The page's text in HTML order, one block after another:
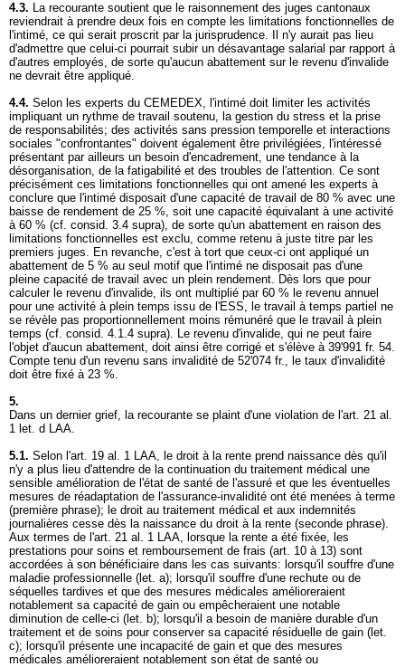
4.3. La recourante soutient que le raisonnement des juges cantonaux
reviendrait à prendre deux fois en compte les limitations fonctionnelles de
l'intimé, ce qui serait proscrit par la jurisprudence. Il n'y aurait pas lieu
d'admettre que celui-ci pourrait subir un désavantage salarial par rapport à
d'autres employés, de sorte qu'aucun abattement sur le revenu d'invalide
ne devrait être appliqué.
4.4. Selon les experts du CEMEDEX, l'intimé doit limiter les activités
impliquant un rythme de travail soutenu, la gestion du stress et la prise
de responsabilités; des activités sans pression temporelle et interactions
sociales "confrontantes" doivent également être privilégiées, l'intéressé
présentant par ailleurs un besoin d'encadrement, une tendance à la
désorganisation, de la fatigabilité et des troubles de l'attention. Ce sont
précisément ces limitations fonctionnelles qui ont amené les experts à
conclure que l'intimé disposait d'une capacité de travail de 80 % avec une
baisse de rendement de 25 %, soit une capacité équivalant à une activité
à 60 % (cf. consid. 3.4 supra), de sorte qu'un abattement en raison des
limitations fonctionnelles est exclu, comme retenu à juste titre par les
premiers juges. En revanche, c'est à tort que ceux-ci ont appliqué un
abattement de 5 % au seul motif que l'intimé ne disposait pas d'une
pleine capacité de travail avec un plein rendement. Dès lors que pour
calculer le revenu d'invalide, ils ont multiplié par 60 % le revenu annuel
pour une activité à plein temps issu de l'ESS, le travail à temps partiel ne
se révèle pas proportionnellement moins rémunéré que le travail à plein
temps (cf. consid. 4.1.4 supra). Le revenu d'invalide, qui ne peut faire
l'objet d'aucun abattement, doit ainsi être corrigé et s'élève à 39'991 fr. 54.
Compte tenu d'un revenu sans invalidité de 52'074 fr., le taux d'invalidité
doit être fixé à 23 %.
5.
Dans un dernier grief, la recourante se plaint d'une violation de l'art. 21 al.
1 let. d LAA.
5.1. Selon l'art. 19 al. 1 LAA, le droit à la rente prend naissance dès qu'il
n'y a plus lieu d'attendre de la continuation du traitement médical une
sensible amélioration de l'état de santé de l'assuré et que les éventuelles
mesures de réadaptation de l'assurance-invalidité ont été menées à terme
(première phrase); le droit au traitement médical et aux indemnités
journalières cesse dès la naissance du droit à la rente (seconde phrase).
Aux termes de l'art. 21 al. 1 LAA, lorsque la rente a été fixée, les
prestations pour soins et remboursement de frais (art. 10 à 13) sont
accordées à son bénéficiaire dans les cas suivants: lorsqu'il souffre d'une
maladie professionnelle (let. a); lorsqu'il souffre d'une rechute ou de
séquelles tardives et que des mesures médicales amélioreraient
notablement sa capacité de gain ou empêcheraient une notable
diminution de celle-ci (let. b); lorsqu'il a besoin de manière durable d'un
traitement et de soins pour conserver sa capacité résiduelle de gain (let.
c); lorsqu'il présente une incapacité de gain et que des mesures
médicales amélioreraient notablement son état de santé ou